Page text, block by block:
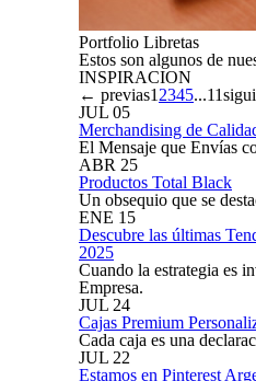
Portfolio Libretas
Estos son algunos de
INSPIRACION
← previas1 2345...11
JUL 05
Merchandising de
El Mensaje que Envías
ABR 25
Productos Total Black
Un obsequio que se
ENE 15
Descubre las últimas
2025
Cuando la estrategia es
Empresa.
JUL 24
Cajas Premium
Cada caja es una
JUL 22
Estamos en Pinterest